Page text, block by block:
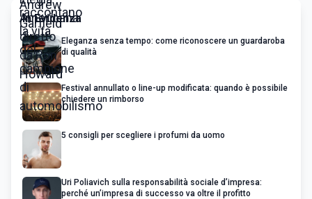
In Evidenza
Eleganza senza tempo: come riconoscere un guardaroba
di qualità
Festival annullato o line-up modificata: quando è possibile
chiedere un rimborso
5 consigli per scegliere i profumi da uomo
Uri Poliavich sulla responsabilità sociale d’impresa:
perché un’impresa di successo va oltre il profitto